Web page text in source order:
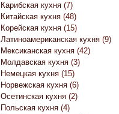
Карибская кухня (7)
Китайская кухня (48)
Корейская кухня (15)
Латиноамериканская кухня (9)
Мексиканская кухня (42)
Молдавская кухня (3)
Немецкая кухня (15)
Норвежская кухня (6)
Осетинская кухня (2)
Польская кухня (4)